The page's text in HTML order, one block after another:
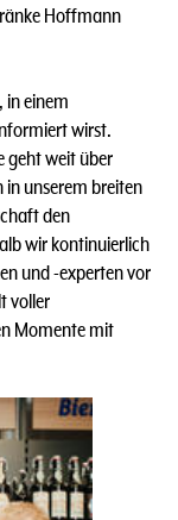
Hoffmann
in einem
wirst.
geht weit über
in unserem breiten
den
wir kontinuierlich
und -experten vor
voller
Momente mit